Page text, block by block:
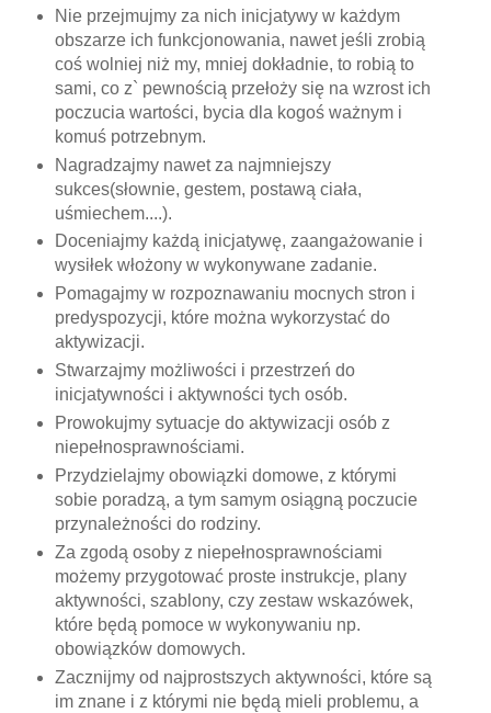
Nie przejmujmy za nich inicjatywy w każdym
obszarze ich funkcjonowania, nawet jeśli zrobią
coś wolniej niż my, mniej dokładnie, to robią to
sami, co z` pewnością przełoży się na wzrost ich
poczucia wartości, bycia dla kogoś ważnym i
komuś potrzebnym.
Nagradzajmy nawet za najmniejszy
sukces(słownie, gestem, postawą ciała,
uśmiechem....).
Doceniajmy każdą inicjatywę, zaangażowanie i
wysiłek włożony w wykonywane zadanie.
Pomagajmy w rozpoznawaniu mocnych stron i
predyspozycji, które można wykorzystać do
aktywizacji.
Stwarzajmy możliwości i przestrzeń do
inicjatywności i aktywności tych osób.
Prowokujmy sytuacje do aktywizacji osób z
niepełnosprawnościami.
Przydzielajmy obowiązki domowe, z którymi
sobie poradzą, a tym samym osiągną poczucie
przynależności do rodziny.
Za zgodą osoby z niepełnosprawnościami
możemy przygotować proste instrukcje, plany
aktywności, szablony, czy zestaw wskazówek,
które będą pomoce w wykonywaniu np.
obowiązków domowych.
Zacznijmy od najprostszych aktywności, które są
im znane i z którymi nie będą mieli problemu, a